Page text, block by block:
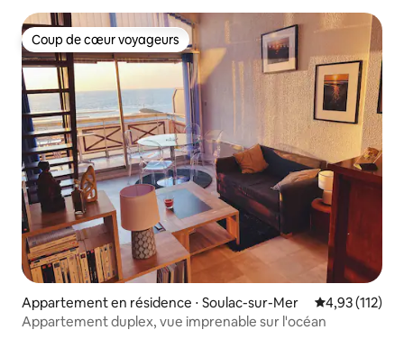
Coup de cœur voyageurs
Coup de cœur voyageurs
Appartement en résidence ⋅ Soulac-sur-Mer Évaluation
4,93 (112)
Appartement duplex, vue imprenable sur l'océan